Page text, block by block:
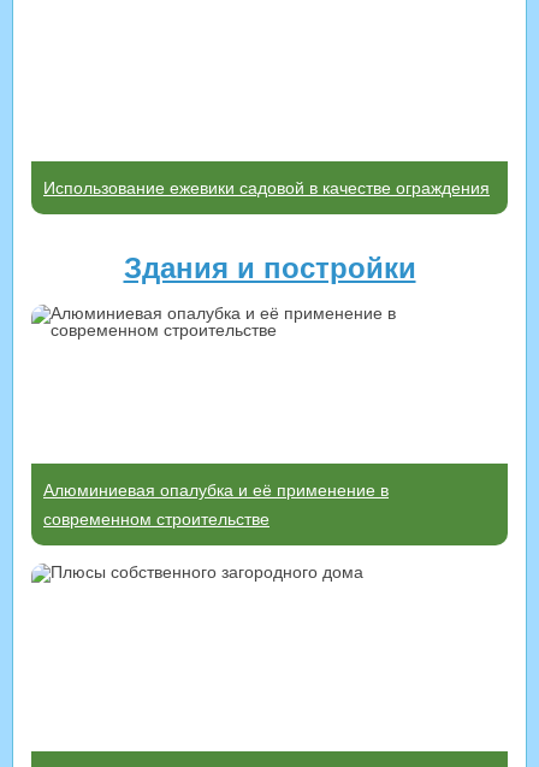
Использование ежевики садовой в качестве ограждения
Здания и постройки
Алюминиевая опалубка и её применение в
современном строительстве